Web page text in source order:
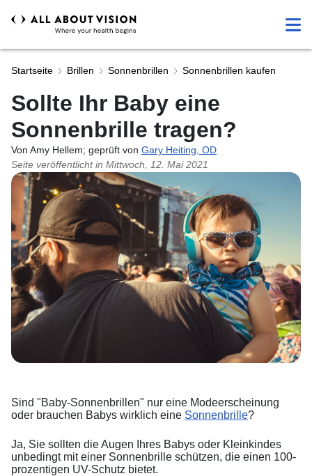
Startseite Brillen Sonnenbrillen Sonnenbrillen kaufen
Sollte Ihr Baby eine
Sonnenbrille tragen?
Von Amy Hellem; geprüft von Gary Heiting, OD
Seite veröffentlicht in Mittwoch, 12. Mai 2021
Sind "Baby-Sonnenbrillen" nur eine Modeerscheinung
oder brauchen Babys wirklich eine Sonnenbrille?
Ja, Sie sollten die Augen Ihres Babys oder Kleinkindes
unbedingt mit einer Sonnenbrille schützen, die einen 100-
prozentigen UV-Schutz bietet.